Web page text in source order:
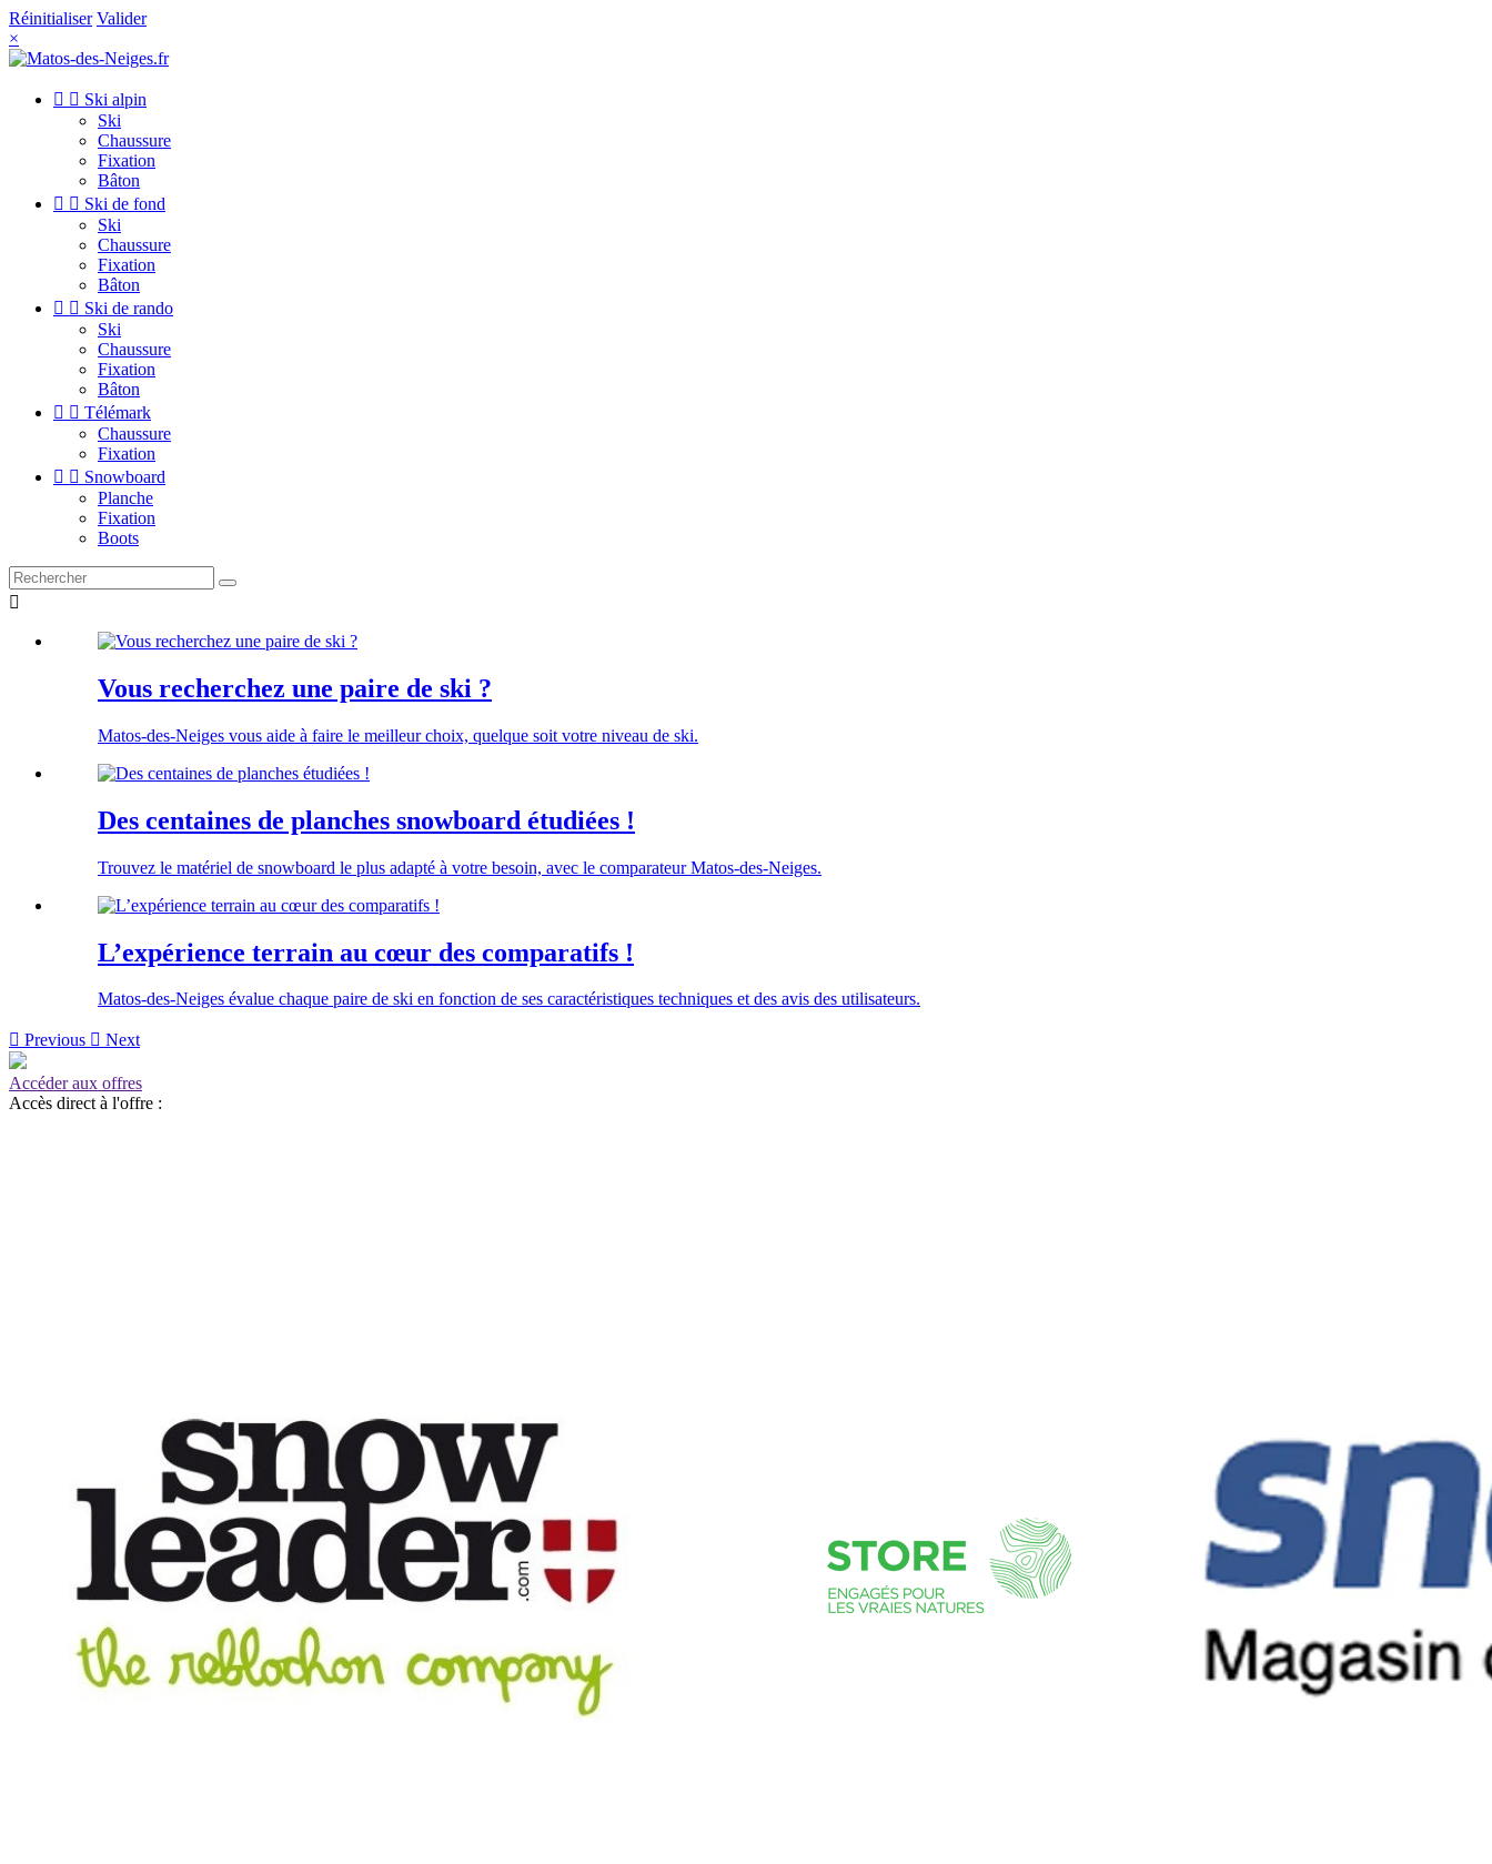
Réinitialiser Valider
×
  Ski alpin
Ski
Chaussure
Fixation
Bâton
  Ski de fond
Ski
Chaussure
Fixation
Bâton
  Ski de rando
Ski
Chaussure
Fixation
Bâton
  Télémark
Chaussure
Fixation
  Snowboard
Planche
Fixation
Boots

Vous recherchez une paire de ski ?
Matos-des-Neiges vous aide à faire le meilleur choix, quelque soit votre niveau de ski.
Des centaines de planches snowboard étudiées !
Trouvez le matériel de snowboard le plus adapté à votre besoin, avec le comparateur Matos-des-Neiges.
L’expérience terrain au cœur des comparatifs !
Matos-des-Neiges évalue chaque paire de ski en fonction de ses caractéristiques techniques et des avis des utilisateurs.
 Previous  Next
Accéder aux offres
Accès direct à l'offre :